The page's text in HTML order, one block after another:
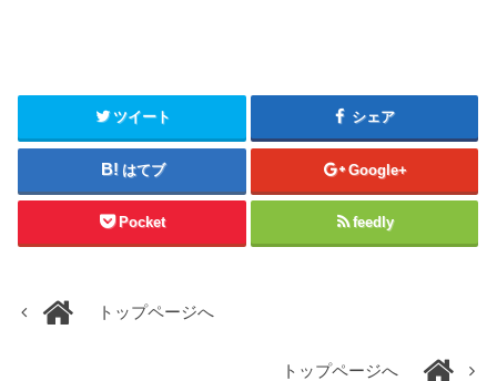
ツイート シェア
はてブ Google+
Pocket feedly
トップページへ
トップページへ